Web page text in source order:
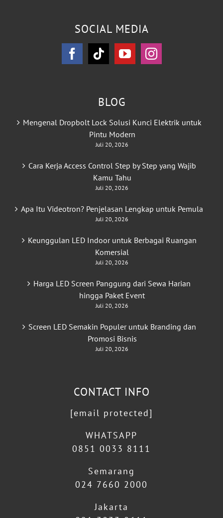
SOCIAL MEDIA
BLOG
Mengenal Dropbolt Lock Solusi Kunci Elektrik untuk
Pintu Modern
Juli 20, 2026
Cara Kerja Access Control Step by Step yang Wajib
Kamu Tahu
Juli 20, 2026
Apa Itu Videotron? Penjelasan Lengkap untuk Pemula
Juli 20, 2026
Keunggulan LED Indoor untuk Berbagai Ruangan
Komersial
Juli 20, 2026
Harga LED Screen Panggung dari Sewa Harian
hingga Paket Event
Juli 20, 2026
Screen LED Semakin Populer untuk Branding dan
Promosi Bisnis
Juli 20, 2026
CONTACT INFO
[email protected]
WHATSAPP
0851 0033 8111
Semarang
024 7660 2000
Jakarta